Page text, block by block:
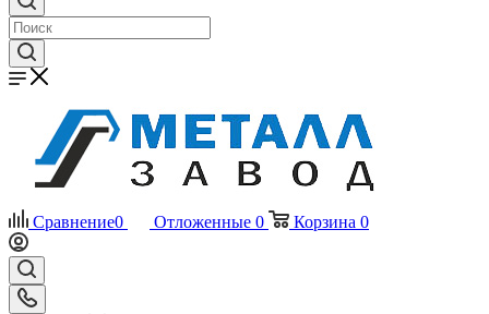
Сравнение0 Отложенные 0 Корзина 0